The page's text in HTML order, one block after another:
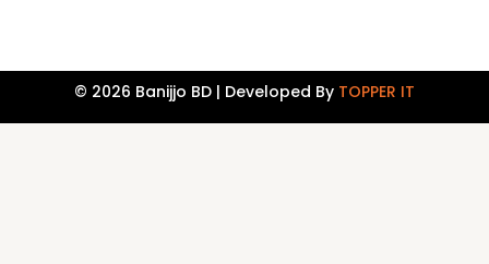
© 2026 Banijjo BD | Developed By TOPPER IT